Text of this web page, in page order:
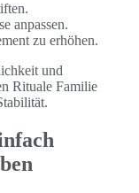
anpassen.
zu erhöhen.
und
Rituale Familie